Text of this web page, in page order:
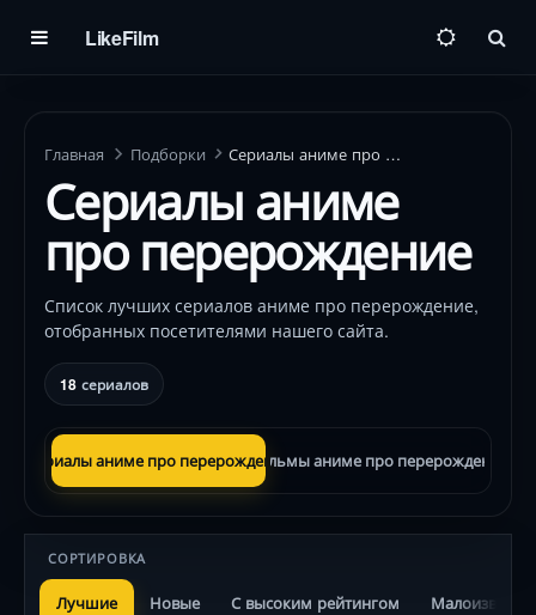
LikeFilm
Главная Подборки Сериалы аниме про перерождение
Сериалы аниме
про перерождение
Список лучших сериалов аниме про перерождение,
отобранных посетителями нашего сайта.
18 сериалов
Сериалы аниме про перерождениеФильмы аниме про перерождение
СОРТИРОВКА
Лучшие Новые С высоким рейтингом